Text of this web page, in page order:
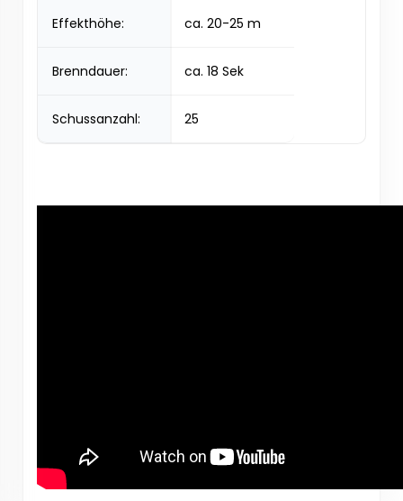
Effekthöhe: ca. 20-25 m
Brenndauer: ca. 18 Sek
Schussanzahl: 25